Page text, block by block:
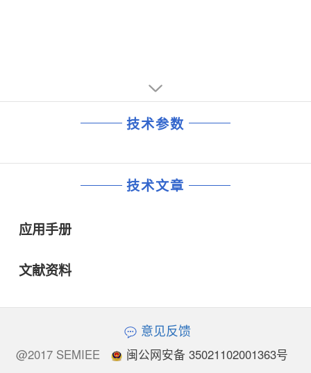
技术参数
技术文章
应用手册
文献资料
意见反馈
@2017 SEMIEE
闽公网安备 35021102001363号